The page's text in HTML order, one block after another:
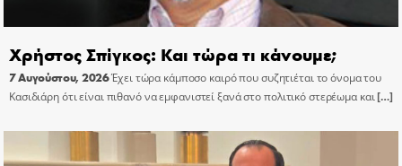
Χρήστος Σπίγκος: Και τώρα τι κάνουμε;
7 Αυγούστου, 2026Έχει τώρα κάμποσο καιρό που συζητιέται το όνομα του
Κασιδιάρη ότι είναι πιθανό να εμφανιστεί ξανά στο πολιτικό στερέωμα και[…]